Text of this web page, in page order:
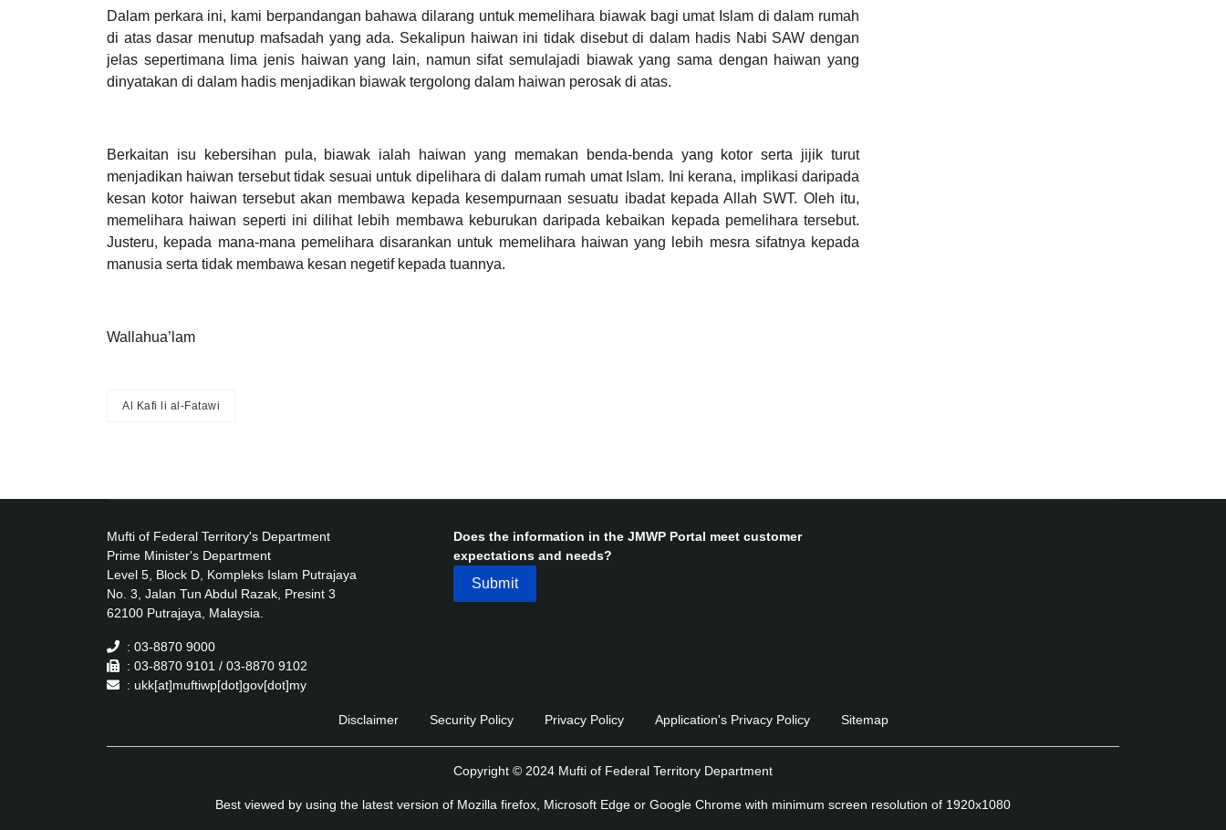
Dalam perkara ini, kami berpandangan bahawa dilarang untuk memelihara biawak bagi umat Islam di dalam rumah
di atas dasar menutup mafsadah yang ada. Sekalipun haiwan ini tidak disebut di dalam hadis Nabi SAW dengan
jelas sepertimana lima jenis haiwan yang lain, namun sifat semulajadi biawak yang sama dengan haiwan yang
dinyatakan di dalam hadis menjadikan biawak tergolong dalam haiwan perosak di atas.
Berkaitan isu kebersihan pula, biawak ialah haiwan yang memakan benda-benda yang kotor serta jijik turut
menjadikan haiwan tersebut tidak sesuai untuk dipelihara di dalam rumah umat Islam. Ini kerana, implikasi daripada
kesan kotor haiwan tersebut akan membawa kepada kesempurnaan sesuatu ibadat kepada Allah SWT. Oleh itu,
memelihara haiwan seperti ini dilihat lebih membawa keburukan daripada kebaikan kepada pemelihara tersebut.
Justeru, kepada mana-mana pemelihara disarankan untuk memelihara haiwan yang lebih mesra sifatnya kepada
manusia serta tidak membawa kesan negetif kepada tuannya.
Wallahua’lam
Al Kafi li al-Fatawi
Mufti of Federal Territory's Department
Prime Minister's Department
Level 5, Block D, Kompleks Islam Putrajaya
No. 3, Jalan Tun Abdul Razak, Presint 3
62100 Putrajaya, Malaysia.
: 03-8870 9000
: 03-8870 9101 / 03-8870 9102
: ukk[at]muftiwp[dot]gov[dot]my
Does the information in the JMWP Portal meet customer
expectations and needs?
Disclaimer Security Policy Privacy Policy Application's Privacy Policy Sitemap
Copyright © 2024 Mufti of Federal Territory Department
Best viewed by using the latest version of Mozilla firefox, Microsoft Edge or Google Chrome with minimum screen resolution of 1920x1080